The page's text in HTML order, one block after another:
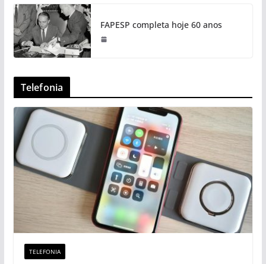
FAPESP completa hoje 60 anos
Telefonia
TELEFONIA